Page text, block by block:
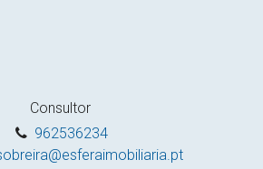
Consultor
962536234